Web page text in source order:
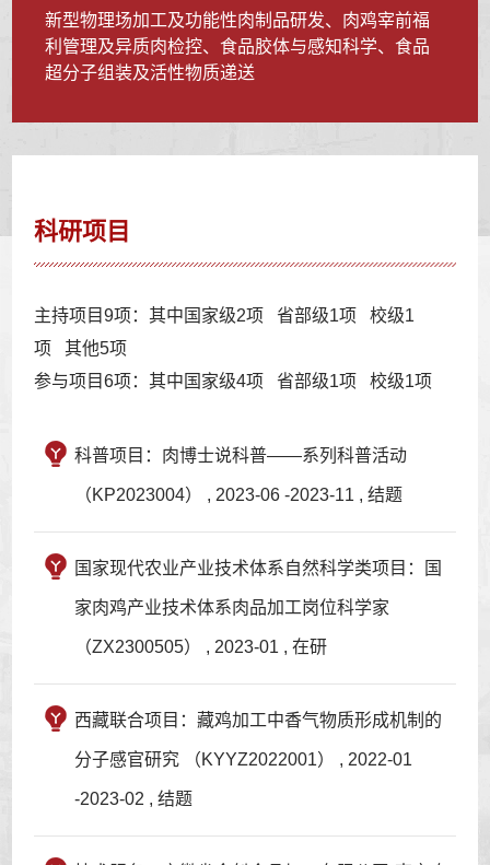
新型物理场加工及功能性肉制品研发、肉鸡宰前福
利管理及异质肉检控、食品胶体与感知科学、食品
超分子组装及活性物质递送
科研项目
主持项目9项：其中国家级2项 省部级1项 校级1
项 其他5项
参与项目6项：其中国家级4项 省部级1项 校级1项
科普项目：肉博士说科普——系列科普活动
（KP2023004） , 2023-06 -2023-11 , 结题
国家现代农业产业技术体系自然科学类项目：国
家肉鸡产业技术体系肉品加工岗位科学家
（ZX2300505） , 2023-01 , 在研
西藏联合项目：藏鸡加工中香气物质形成机制的
分子感官研究 （KYYZ2022001） , 2022-01
-2023-02 , 结题